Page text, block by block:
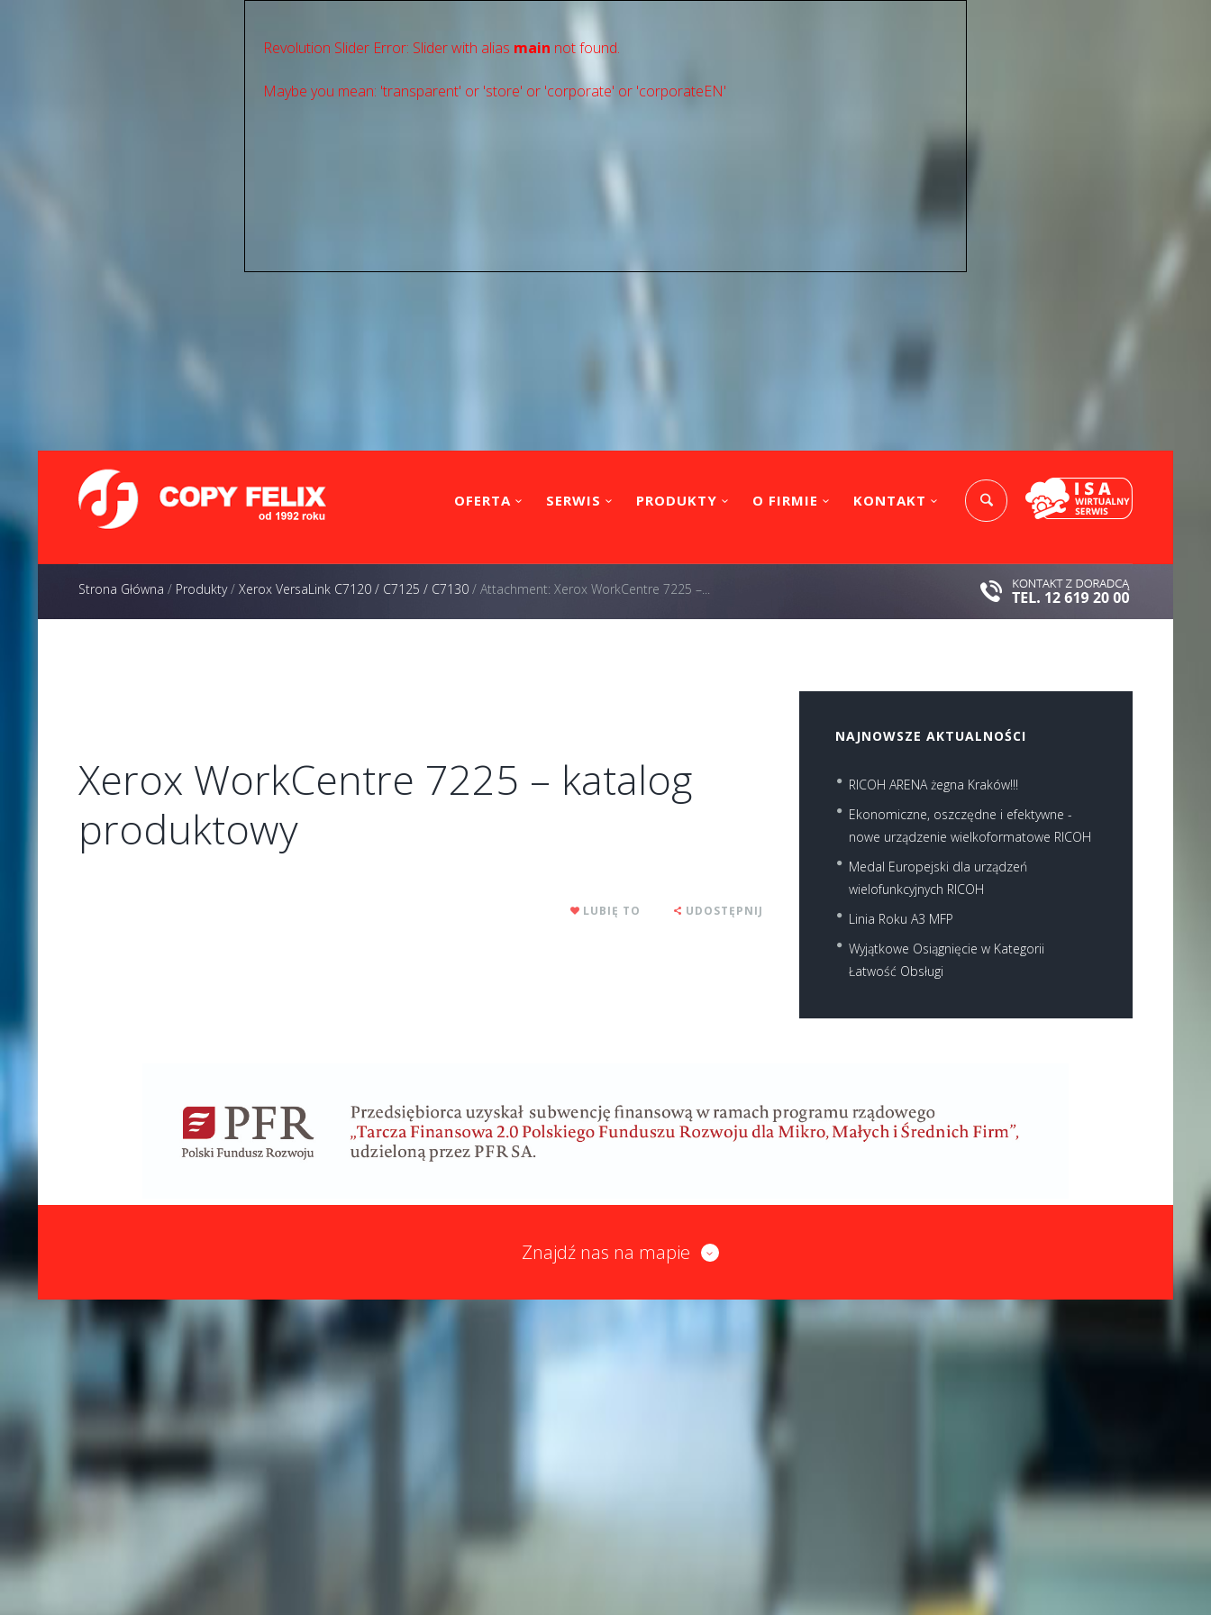
Revolution Slider Error: Slider with alias main not found.
Maybe you mean: 'transparent' or 'store' or 'сorporate' or 'corporateEN'
OFERTA SERWIS PRODUKTY O FIRMIE KONTAKT
Strona Główna / Produkty/ Xerox VersaLink C7120 / C7125 / C7130 / Attachment: Xerox WorkCentre 7225 –...
Xerox WorkCentre 7225 – katalog
produktowy
LUBIĘ TO UDOSTĘPNIJ
NAJNOWSZE AKTUALNOŚCI
RICOH ARENA żegna Kraków!!!
Ekonomiczne, oszczędne i efektywne -
nowe urządzenie wielkoformatowe RICOH
Medal Europejski dla urządzeń
wielofunkcyjnych RICOH
Linia Roku A3 MFP
Wyjątkowe Osiągnięcie w Kategorii
Łatwość Obsługi
Znajdź nas na mapie